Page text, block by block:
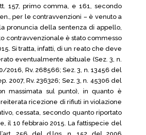
157, primo comma, e 161, secondo
per le contravvenzioni – è venuto a
pronuncia della sentenza di appello,
contravvenzionale è stato commesso
Si tratta, infatti, di un reato che deve
eventualmente abituale (Sez. 3, n.
2016, Rv. 268566; Sez. 3, n. 13456 del
2007, Rv. 236326; Sez. 3, n. 45306 del
massimata sul punto), in quanto è
ricezione di rifiuti in violazione
cessata, secondo quanto riportato
il 10 febbraio 2015. La fattispecie del